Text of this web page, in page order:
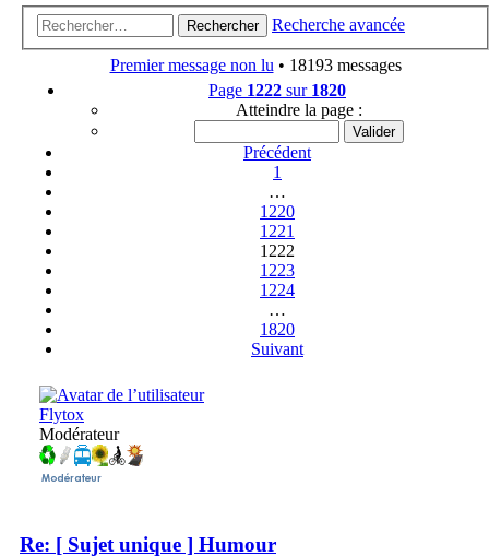
Rechercher Recherche avancée
Premier message non lu • 18193 messages
Page 1222 sur 1820
Atteindre la page :
Précédent
1
…
1220
1221
1222
1223
1224
…
1820
Suivant
Flytox
Modérateur
Re: [ Sujet unique ] Humour